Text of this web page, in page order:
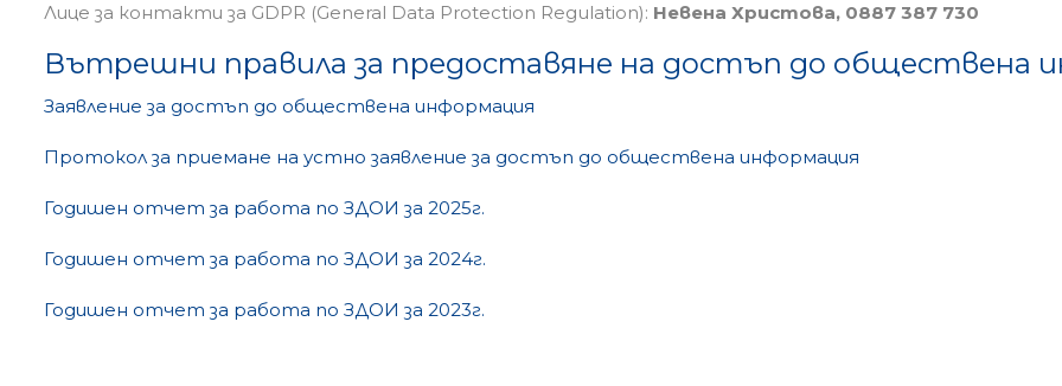
Лице за контакти за GDPR (General Data Protection Regulation): Невена Христова, 0887 387 730
Вътрешни правила за предоставяне на достъп до обществена
Заявление за достъп до обществена информация
Протокол за приемане на устно заявление за достъп до обществена информация
Годишен отчет за работа по ЗДОИ за 2025г.
Годишен отчет за работа по ЗДОИ за 2024г.
Годишен отчет за работа по ЗДОИ за 2023г.